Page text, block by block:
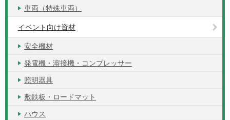
車両（特殊車両）
イベント向け資材
安全機材
発電機・溶接機・コンプレッサー
照明器具
敷鉄板・ロードマット
ハウス